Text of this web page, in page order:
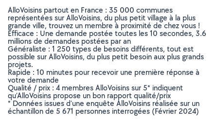
AlloVoisins partout en France : 35 000 communes
représentées sur AlloVoisins, du plus petit village à la plus
grande ville, trouvez un membre à proximité de chez vous !
Efficace : Une demande postée toutes les 10 secondes, 3.6
millions de demandes postées par an
Généraliste : 1 250 types de besoins différents, tout est
possible sur AlloVoisins, du plus petit besoin aux plus grands
projets.
Rapide : 10 minutes pour recevoir une première réponse à
votre demande
Qualité / prix : 4 membres AlloVoisins sur 5* indiquent
qu’AlloVoisins propose un bon rapport qualité/prix
* Données issues d’une enquête AlloVoisins réalisée sur un
échantillon de 5 671 personnes interrogées (Février 2024)